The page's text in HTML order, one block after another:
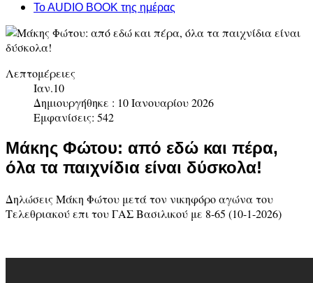
To AUDIO BOOK της ημέρας
Λεπτομέρειες
Ιαν.10
Δημιουργήθηκε : 10 Ιανουαρίου 2026
Εμφανίσεις: 542
Μάκης Φώτου: από εδώ και πέρα,
όλα τα παιχνίδια είναι δύσκολα!
Δηλώσεις Μάκη Φώτου μετά τον νικηφόρο αγώνα του
Τελεθριακού επι του ΓΑΣ Βασιλικού με 8-65 (10-1-2026)